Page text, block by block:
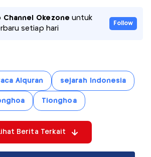
Channel Okezone untuk
setiap hari
Follow
Alquran sejarah Indonesia
Tionghoa
Berita Terkait